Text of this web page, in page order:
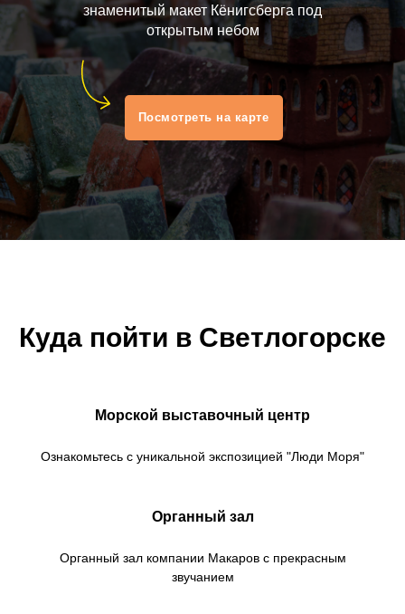
знаменитый макет Кёнигсберга под
открытым небом
Посмотреть на карте
Куда пойти в Светлогорске
Морской выставочный центр
Ознакомьтесь с уникальной экспозицией "Люди Моря"
Органный зал
Органный зал компании Макаров с прекрасным
звучанием